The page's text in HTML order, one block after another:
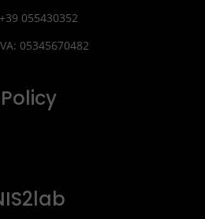
+39 055430352
05345670482
Policy